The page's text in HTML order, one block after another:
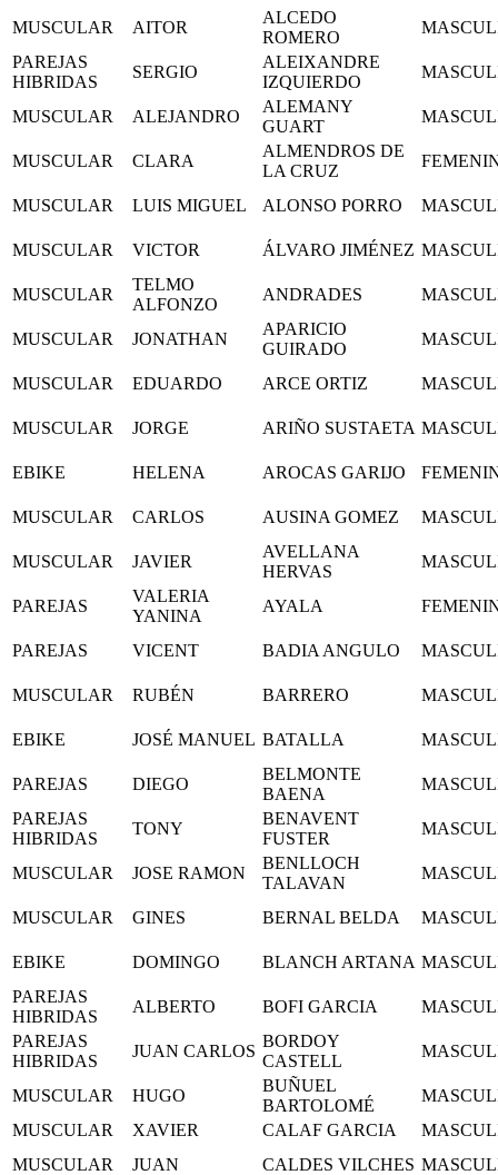
MUSCULAR AITOR
ALCEDO
ROMERO
PAREJAS
HIBRIDAS
SERGIO
ALEIXANDRE
IZQUIERDO
MUSCULAR ALEJANDRO
ALEMANY
GUART
MUSCULAR CLARA
ALMENDROS DE
LA CRUZ
MUSCULAR LUIS MIGUEL ALONSO PORRO
MUSCULAR VICTOR ÁLVARO JIMÉNEZ
MUSCULAR
TELMO
ALFONZO
ANDRADES
MUSCULAR JONATHAN
APARICIO
GUIRADO
MUSCULAR EDUARDO ARCE ORTIZ
MUSCULAR JORGE ARIÑO SUSTAETA
EBIKE HELENA AROCAS GARIJO
MUSCULAR CARLOS AUSINA GOMEZ
MUSCULAR JAVIER
AVELLANA
HERVAS
PAREJAS
VALERIA
YANINA
AYALA
PAREJAS VICENT BADIA ANGULO
MUSCULAR RUBÉN BARRERO
EBIKE JOSÉ MANUEL BATALLA
PAREJAS DIEGO
BELMONTE
BAENA
PAREJAS
HIBRIDAS
TONY
BENAVENT
FUSTER
MUSCULAR JOSE RAMON
BENLLOCH
TALAVAN
MUSCULAR GINES BERNAL BELDA
EBIKE DOMINGO BLANCH ARTANA
PAREJAS
HIBRIDAS
ALBERTO BOFI GARCIA
PAREJAS
HIBRIDAS
JUAN CARLOS
BORDOY
CASTELL
MUSCULAR HUGO
BUÑUEL
BARTOLOMÉ
MUSCULAR
XAVIER CALAF GARCIA
MUSCULAR
JUAN CALDES VILCHES